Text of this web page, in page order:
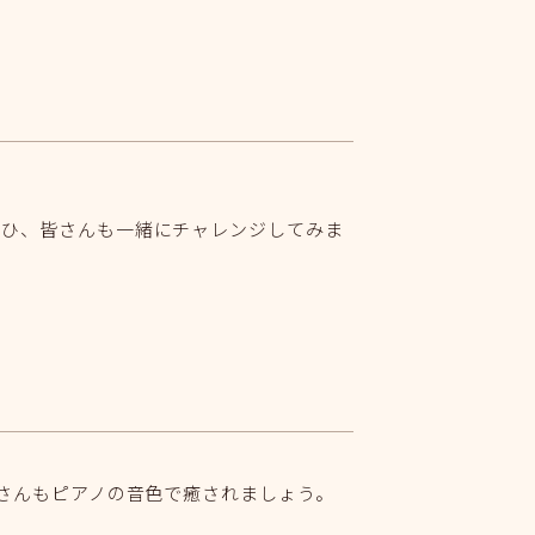
、皆さんも一緒にチャレンジしてみま
もピアノの音色で癒されましょう。